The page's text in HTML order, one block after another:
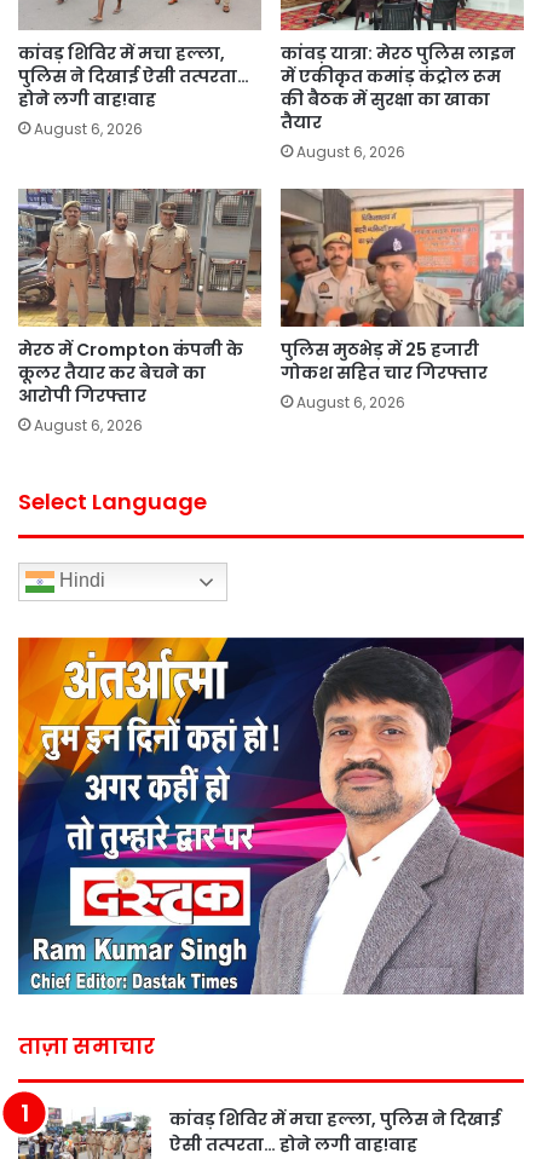
कांवड़ शिविर में मचा हल्ला,
पुलिस ने दिखाई ऐसी तत्परता…
होने लगी वाह!वाह
August 6, 2026
कांवड़ यात्रा: मेरठ पुलिस लाइन
में एकीकृत कमांड़ कंट्रोल रूम
की बैठक में सुरक्षा का खाका
तैयार
August 6, 2026
मेरठ में Crompton कंपनी के
कूलर तैयार कर बेचने का
आरोपी गिरफ्तार
August 6, 2026
पुलिस मुठभेड़ में 25 हजारी
गोकश सहित चार गिरफ्तार
August 6, 2026
Select Language
Hindi
ताज़ा समाचार
कांवड़ शिविर में मचा हल्ला, पुलिस ने दिखाई
ऐसी तत्परता… होने लगी वाह!वाह